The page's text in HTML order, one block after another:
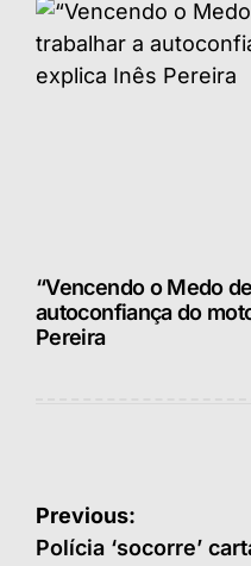
“Vencendo o Medo
autoconfiança do
Pereira
Navegação
de
Previous:
Polícia ‘socorre’